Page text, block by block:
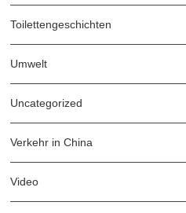
Toilettengeschichten
Umwelt
Uncategorized
Verkehr in China
Video